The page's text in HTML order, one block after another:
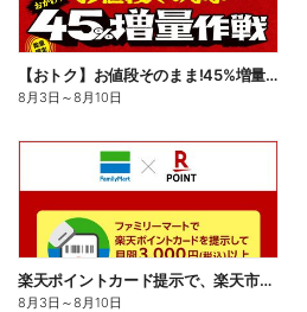
【おトク】お値段そのまま!45%増量作戦!
8月3日 ～8月10日
楽天ポイントカード提示で、楽天市場でのお買い物がおトクに!
8月3日 ～8月10日